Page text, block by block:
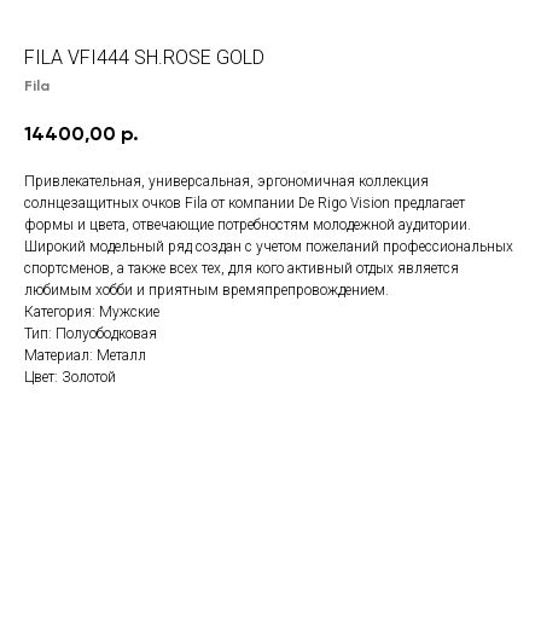
FILA VFI444 SH.ROSE GOLD
Fila
14400,00 р.
Привлекательная, универсальная, эргономичная коллекция
солнцезащитных очков Fila от компании De Rigo Vision предлагает
формы и цвета, отвечающие потребностям молодежной аудитории.
Широкий модельный ряд создан с учетом пожеланий профессиональных
спортсменов, а также всех тех, для кого активный отдых является
любимым хобби и приятным времяпрепровождением.
Категория: Мужские
Тип: Полуободковая
Материал: Металл
Цвет: Золотой